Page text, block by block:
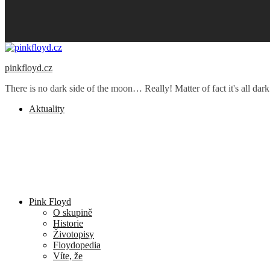
pinkfloyd.cz
There is no dark side of the moon… Really! Matter of fact it's all
Aktuality
Pink Floyd
O skupině
Historie
Životopisy
Floydopedia
Víte, že